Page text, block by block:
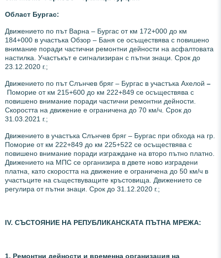
Област Бургас:
Движението по път Варна – Бургас от км 172+000 до км
184+000 в участъка Обзор – Баня се осъществява с повишено
внимание поради частични ремонтни дейности на асфалтовата
настилка. Участъкът е сигнализиран с пътни знаци. Срок до
23.12.2020 г.;
Движението по път Слънчев бряг – Бургас в участъка Ахелой –
Поморие от км 215+600 до км 222+849 се осъществява с
повишено внимание поради частични ремонтни дейности.
Скоростта на движение е ограничена до 70 км/ч. Срок до
31.03.2021 г.;
Движението в участъка Слънчев бряг – Бургас при обхода на гр.
Поморие от км 222+849 до км 225+522 се осъществява с
повишено внимание поради изграждане на второ пътно платно.
Движението на МПС се организира в двете ново изградени
платна, като скоростта на движение е ограничена до 50 км/ч в
участъците на съществуващите кръстовища. Движението се
регулира от пътни знаци. Срок до 31.12.2020 г.;
ІV. СЪСТОЯНИЕ НА РЕПУБЛИКАНСКАТА ПЪТНА МРЕЖА:
1. Ремонтни дейности и временна организация на